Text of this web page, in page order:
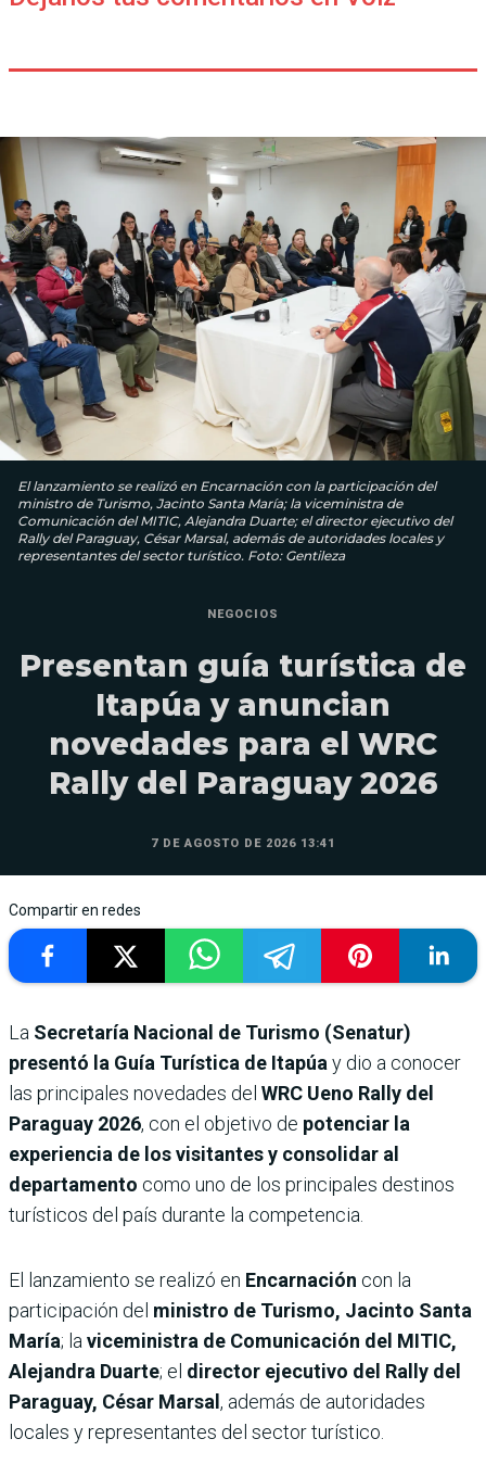
El lanzamiento se realizó en Encarnación con la participación del
ministro de Turismo, Jacinto Santa María; la viceministra de
Comunicación del MITIC, Alejandra Duarte; el director ejecutivo del
Rally del Paraguay, César Marsal, además de autoridades locales y
representantes del sector turístico. Foto: Gentileza
NEGOCIOS
Presentan guía turística de
Itapúa y anuncian
novedades para el WRC
Rally del Paraguay 2026
7 DE AGOSTO DE 2026 13:41
Compartir en redes
La Secretaría Nacional de Turismo (Senatur)
presentó la Guía Turística de Itapúay dio a conocer
las principales novedades del WRC Ueno Rally del
Paraguay 2026, con el objetivo de potenciar la
experiencia de los visitantes y consolidar al
departamento como uno de los principales destinos
turísticos del país durante la competencia.
El lanzamiento se realizó en Encarnación con la
participación del ministro de Turismo, Jacinto Santa
María; laviceministra de Comunicación del MITIC,
Alejandra Duarte; el director ejecutivo del Rally del
Paraguay, César Marsal , además de autoridades
locales y representantes del sector turístico.